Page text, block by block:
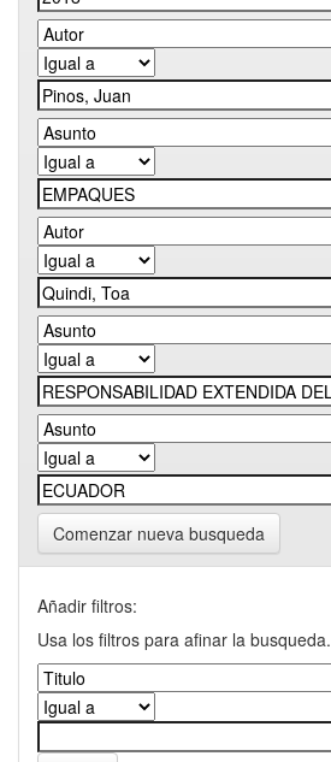
Comenzar nueva busqueda
Añadir filtros:
Usa los filtros para afinar la busqueda.